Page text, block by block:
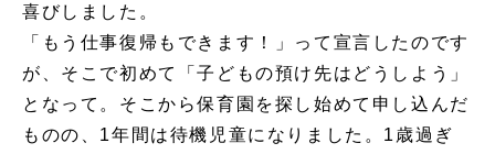
喜びしました。
「もう仕事復帰もできます！」って宣言したのです
が、そこで初めて「子どもの預け先はどうしよう」
となって。そこから保育園を探し始めて申し込んだ
ものの、1年間は待機児童になりました。1歳過ぎ